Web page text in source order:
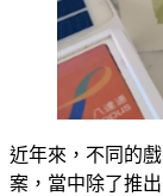
近年來，不同的
案，當中除了推